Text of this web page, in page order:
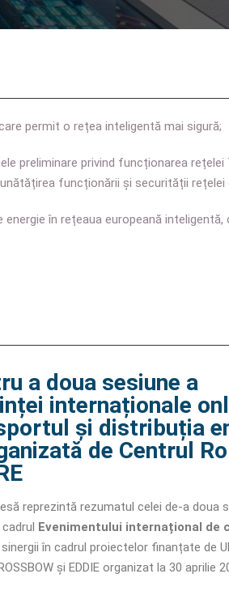
permit o rețea inteligentă mai sigură;
preliminare privind funcționarea rețelei
funcționării și securității rețelei
în rețeaua europeană
a doua sesiune a
internaționale
și distribuția
de Centrul
reprezintă rezumatul celei de-a doua
Evenimentului internațional de
în cadrul proiectelor finanțate de
și EDDIE organizat la 30 aprilie